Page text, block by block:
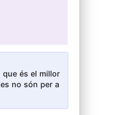
és el millor
no són per a